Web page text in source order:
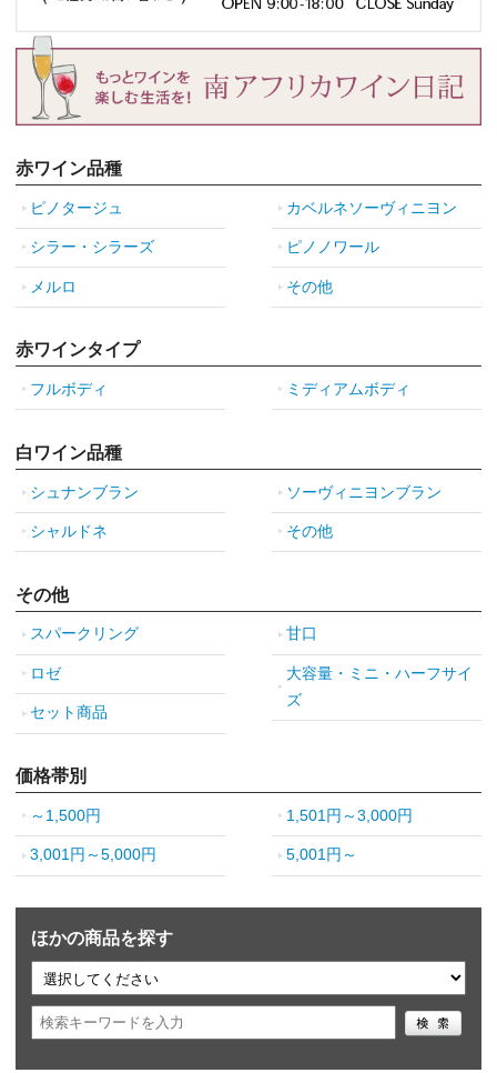
赤ワイン品種
ピノタージュ カベルネソーヴィニヨン
シラー・シラーズ ピノノワール
メルロ その他
赤ワインタイプ
フルボディ ミディアムボディ
白ワイン品種
シュナンブラン ソーヴィニヨンブラン
シャルドネ その他
その他
スパークリング 甘口
ロゼ
大容量・ミニ・ハーフサイ
ズ
セット商品
価格帯別
～1,500円 1,501円～3,000円
3,001円～5,000円 5,001円～
ほかの商品を探す